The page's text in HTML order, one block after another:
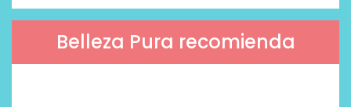
Belleza Pura recomienda